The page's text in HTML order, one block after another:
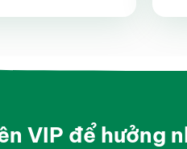
4.85
VIP để hưởng